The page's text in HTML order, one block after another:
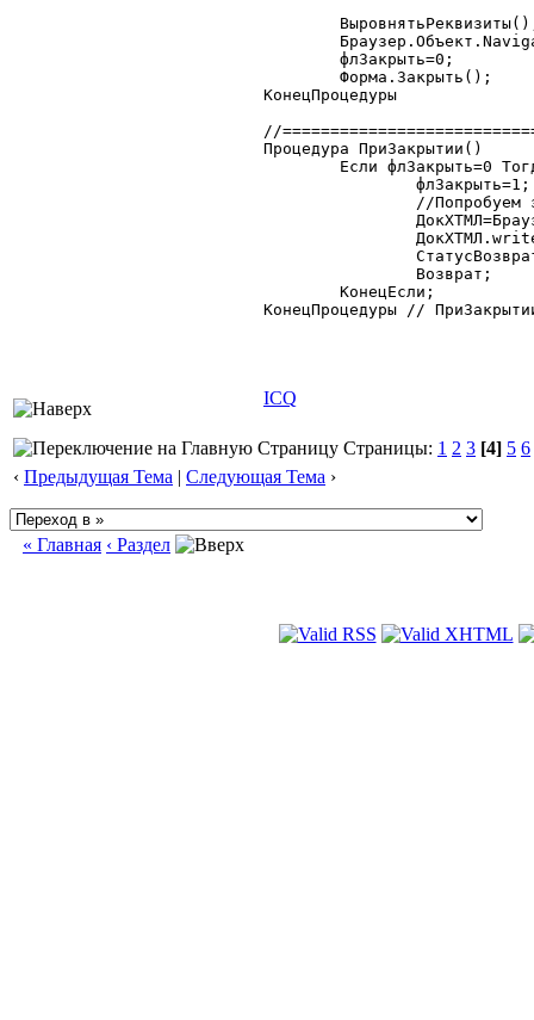
КонецПроцедуры
//
Процедура ПриЗакрытии()
КонецПроцедуры //
ICQ
Страницы: 1 2 3 [4] 5 6
‹ Предыдущая Тема | Следующая Тема ›
« Главная ‹ Раздел